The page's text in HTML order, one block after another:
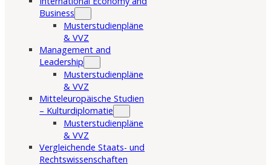
Business
Musterstudienpläne
& VVZ
Management and
Leadership
Musterstudienpläne
& VVZ
Mitteleuropäische Studien
– Kulturdiplomatie
Musterstudienpläne
& VVZ
Vergleichende Staats- und
Rechtswissenschaften